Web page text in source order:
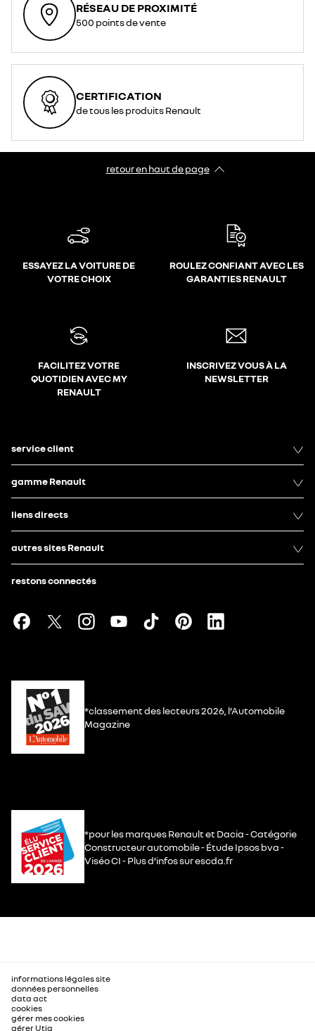
RÉSEAU DE PROXIMITÉ
500 points de vente
CERTIFICATION
de tous les produits Renault
retour en haut de page​
ESSAYEZ LA VOITURE DE
VOTRE CHOIX
ROULEZ CONFIANT AVEC LES
GARANTIES RENAULT
FACILITEZ VOTRE
QUOTIDIEN AVEC MY
RENAULT
INSCRIVEZ VOUS À LA
NEWSLETTER
service client
gamme Renault
liens directs
autres sites Renault
restons connectés
*classement des lecteurs 2026, l’Automobile
Magazine
*pour les marques Renault et Dacia - Catégorie
Constructeur automobile - Étude Ipsos bva -
Viséo CI - Plus d’infos sur escda.fr
informations légales site
données personnelles
data act
cookies
gérer mes cookies
gérer Utiq